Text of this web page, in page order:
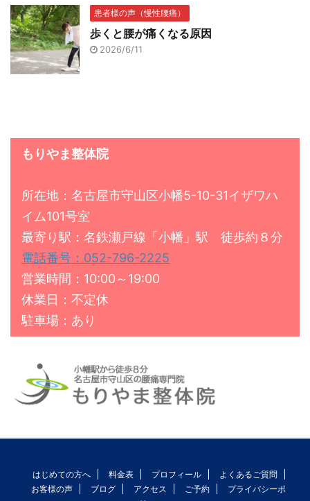
患者様の声（慢性腰痛）
歩くと腰が痛くなる原因
2026/6/11
もりやま整体院
所在地：名古屋市守山区小幡5-10-31イザワハ
イム101号室
最寄り駅：名鉄瀬戸線「小幡」駅 徒歩約８分
電話番号：052-796-2225
営業時間：10:00～19:00
休業日：不定休
駐車場：あり
はじめての方へ 料金表 プロフィール
よくあるご質問
お客様の声
ブログ アクセス ご予約
プライバシーポ